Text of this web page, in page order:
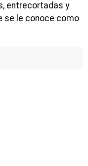
entrecortadas y
se le conoce como